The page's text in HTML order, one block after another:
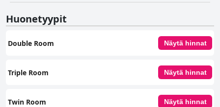
Huonetyypit
Double Room Näytä hinnat
Triple Room Näytä hinnat
Twin Room Näytä hinnat